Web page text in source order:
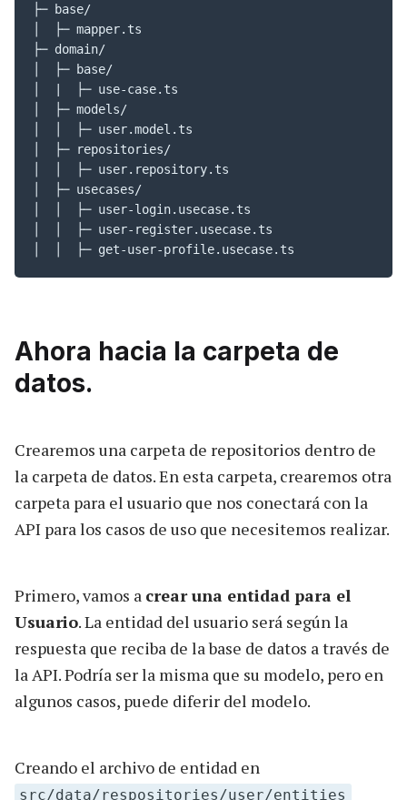
├─ base/
│  ├─ mapper.ts
├─ domain/
│  ├─ base/
│  |  ├─ use-case.ts
│  ├─ models/
│  │  ├─ user.model.ts
│  ├─ repositories/
│  │  ├─ user.repository.ts
│  ├─ usecases/
│  │  ├─ user-login.usecase.ts
│  │  ├─ user-register.usecase.ts
│  │  ├─ get-user-profile.usecase.ts
Ahora hacia la carpeta de
datos.
Crearemos una carpeta de repositorios dentro de
la carpeta de datos. En esta carpeta, crearemos otra
carpeta para el usuario que nos conectará con la
API para los casos de uso que necesitemos realizar.
Primero, vamos a crear una entidad para el
Usuario. La entidad del usuario será según la
respuesta que reciba de la base de datos a través de
la API. Podría ser la misma que su modelo, pero en
algunos casos, puede diferir del modelo.
Creando el archivo de entidad en
src/data/respositories/user/entities